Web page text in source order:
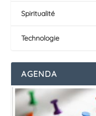
Spiritualité
Technologie
AGENDA